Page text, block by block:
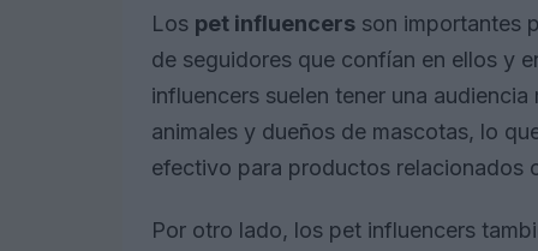
Los pet influencers son importantes
de seguidores que confían en ellos y
influencers suelen tener una
animales y dueños de mascotas, lo
efectivo para productos relacionados
Por otro lado, los pet influencers